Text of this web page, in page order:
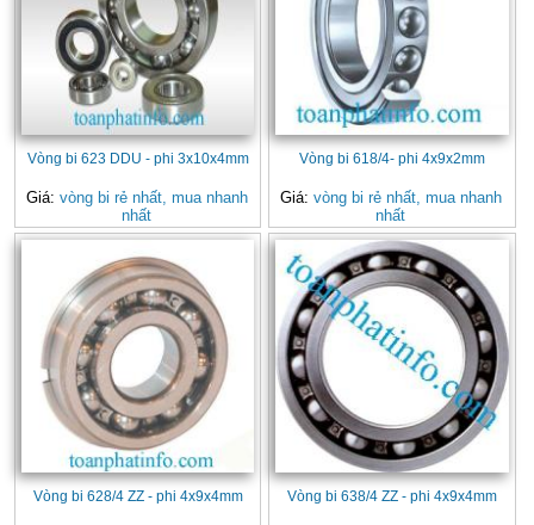
Vòng bi 623 DDU - phi 3x10x4mm
Giá: vòng bi rẻ nhất, mua nhanh
nhất
Vòng bi 618/4- phi 4x9x2mm
Giá: vòng bi rẻ nhất, mua nhanh
nhất
Vòng bi 628/4 ZZ - phi 4x9x4mm Vòng bi 638/4 ZZ - phi 4x9x4mm